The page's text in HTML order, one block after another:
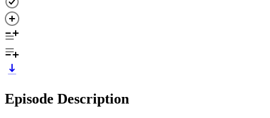
Episode Description